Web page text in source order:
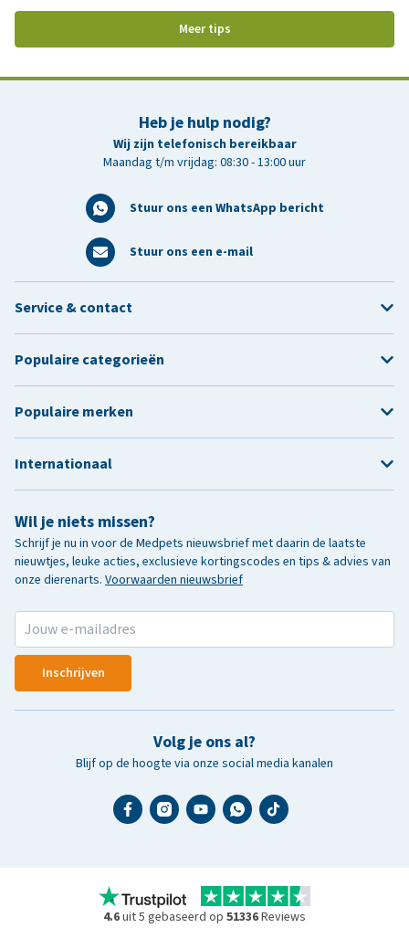
Meer tips
Heb je hulp nodig?
Wij zijn telefonisch bereikbaar
Maandag t/m vrijdag: 08:30 - 13:00 uur
Stuur ons een WhatsApp bericht
Stuur ons een e-mail
Wil je niets missen?
Schrijf je nu in voor de Medpets nieuwsbrief met daarin de laatste
nieuwtjes, leuke acties, exclusieve kortingscodes en tips & advies van
onze dierenarts. Voorwaarden nieuwsbrief
Inschrijven
Volg je ons al?
Blijf op de hoogte via onze social media kanalen
Service & contact
Populaire categorieën
Populaire merken
Internationaal
4.6uit 5 gebaseerd op 51336Reviews